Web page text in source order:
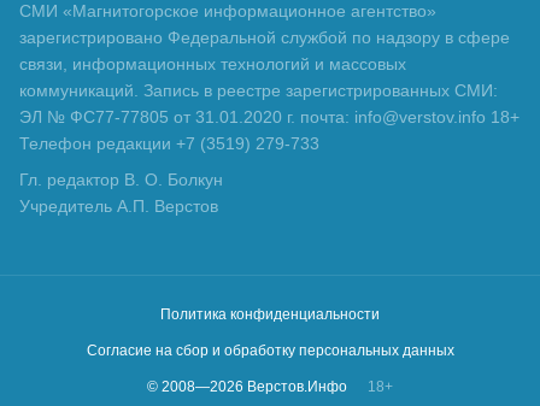
СМИ «Магнитогорское информационное агентство»
зарегистрировано Федеральной службой по надзору в сфере
связи, информационных технологий и массовых
коммуникаций. Запись в реестре зарегистрированных СМИ:
ЭЛ № ФС77-77805 от 31.01.2020 г. почта: info@verstov.info 18+
Телефон редакции +7 (3519) 279-733
Гл. редактор В. О. Болкун
Учредитель А.П. Верстов
Политика конфиденциальности
Согласие на сбор и обработку персональных данных
© 2008—2026 Верстов.Инфо 18+